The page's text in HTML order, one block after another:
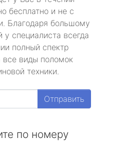
бесплатно и не с
Благодаря большому
у специалиста всегда
полный спектр
все виды поломок
техники.
Отправить
по номеру